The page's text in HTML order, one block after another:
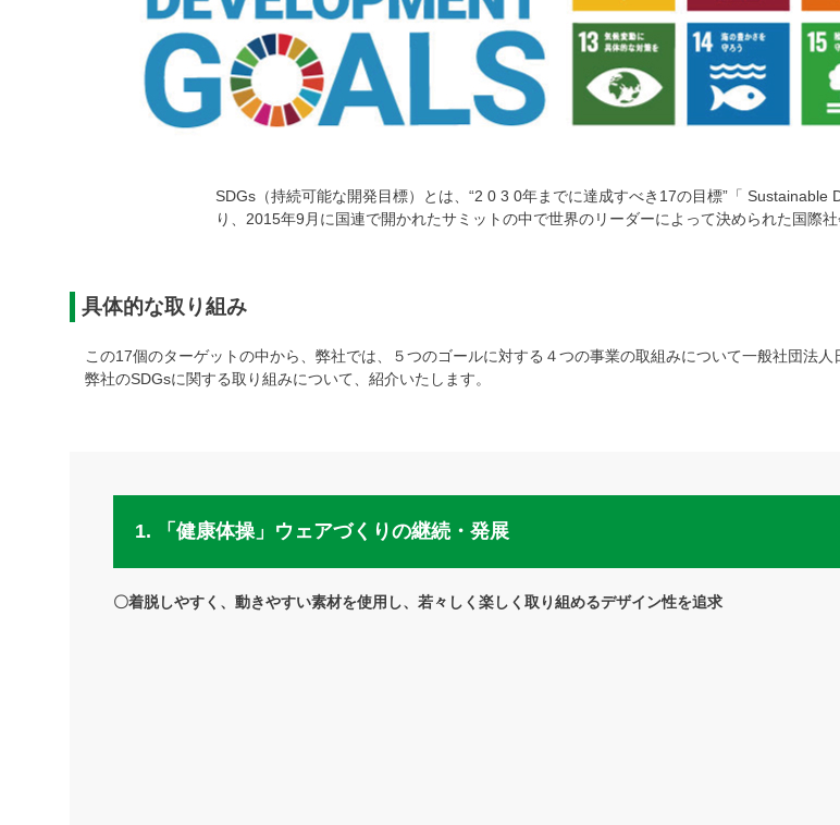
SDGs（持続可能な開発目標）とは、“2 0 3 0年までに達成すべき17の目標”「
り、2015年9月に国連で開かれたサミットの中で世界のリーダーによって決められた国際社
具体的な取り組み
この17個のターゲットの中から、弊社では、５つのゴールに対する４つの事業の取組みについて一般社団法人
弊社のSDGsに関する取り組みについて、紹介いたします。
1. 「健康体操」ウェアづくりの継続・発展
〇着脱しやすく、動きやすい素材を使用し、若々しく楽しく取り組めるデザイン性を追求